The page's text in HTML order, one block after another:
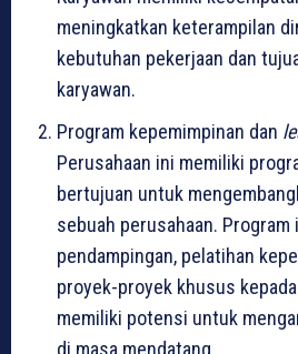
meningkatkan keterampilan
kebutuhan pekerjaan dan
karyawan.
Program kepemimpinan dan
Perusahaan ini memiliki
bertujuan untuk
sebuah perusahaan. Program
pendampingan, pelatihan
proyek-proyek khusus
memiliki potensi untuk
di masa mendatang.